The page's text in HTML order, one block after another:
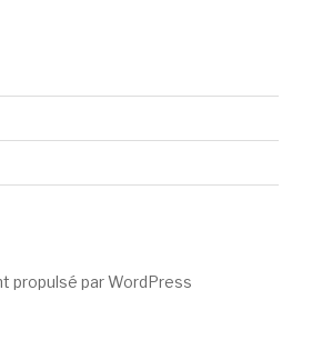
propulsé par WordPress